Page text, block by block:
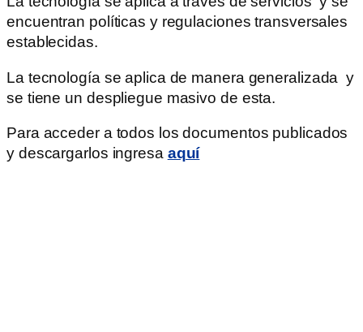
encuentran políticas y regulaciones transversales
establecidas.
La tecnología se aplica de manera generalizada y
se tiene un despliegue masivo de esta.
Para acceder a todos los documentos publicados
y descargarlos ingresa aquí